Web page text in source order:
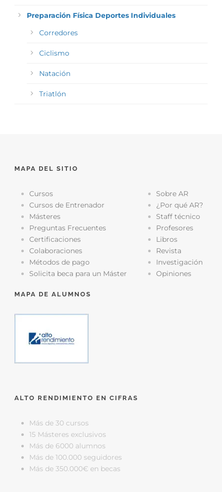
Preparación Física Deportes Individuales
Corredores
Ciclismo
Natación
Triatlón
MAPA DEL SITIO
Cursos
Cursos de Entrenador
Másteres
Preguntas Frecuentes
Certificaciones
Colaboraciones
Métodos de pago
Solicita beca para un Máster
Sobre AR
¿Por qué AR?
Staff técnico
Profesores
Libros
Revista
Investigación
Opiniones
MAPA DE ALUMNOS
ALTO RENDIMIENTO EN CIFRAS
Más de 30 cursos
15 Másteres exclusivos
Más de 6000 alumnos
Más de 100.000 seguidores
Más de 350.000€ en becas